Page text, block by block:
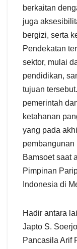
berkaitan
juga
bergizi, serta
Pendekatan
sektor, mulai
pendidikan,
tujuan
pemerintah
ketahanan
yang pada
pembangunan
Bamsoet saat
Pimpinan
Indonesia di
Hadir antara
Japto S.
Pancasila Arif